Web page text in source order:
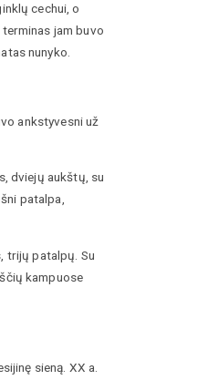
cechui, o
jam buvo
nunyko.
ankstyvesni už
dviejų aukštų, su
patalpa,
trijų patalpų. Su
kampuose
sieną. XX a.